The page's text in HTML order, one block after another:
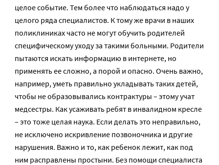
целое событие. Тем более что наблюдаться надо у
целого ряда специалистов. К тому же врачи в наших
поликлиниках часто не могут обучить родителей
специфическому уходу за такими больными. Родители
пытаются искать информацию в интернете, но
применять ее сложно, а порой и опасно. Очень важно,
например, уметь правильно укладывать таких детей,
чтобы не образовывались контрактуры – этому учат
медсестры. Как усаживать ребят в инвалидном кресле
– это тоже целая наука. Если делать это неправильно,
не исключено искривление позвоночника и другие
нарушения. Важно и то, как ребенок лежит, как под
ним расправлены простыни. Без помощи специалиста